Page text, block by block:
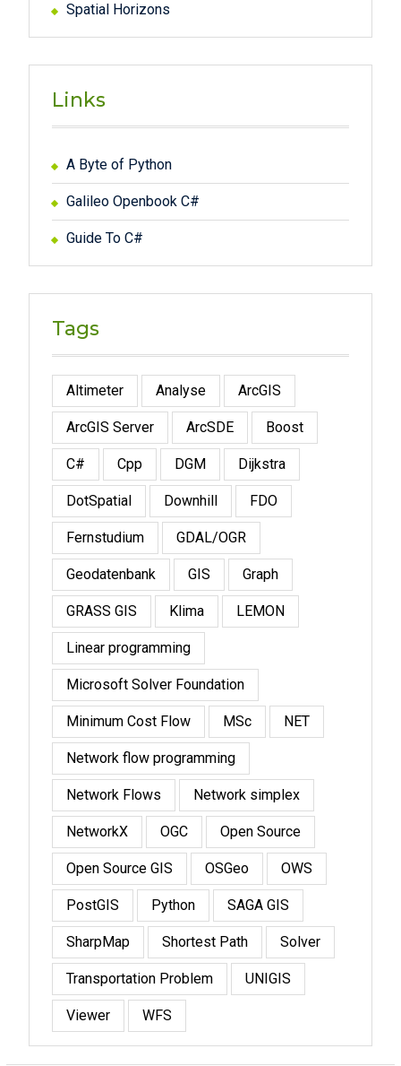
Spatial Horizons
Links
A Byte of Python
Galileo Openbook C#
Guide To C#
Tags
Altimeter Analyse ArcGIS
ArcGIS Server ArcSDE Boost
C# Cpp DGM Dijkstra
DotSpatial Downhill FDO
Fernstudium GDAL/OGR
Geodatenbank GIS Graph
GRASS GIS Klima LEMON
Linear programming
Microsoft Solver Foundation
Minimum Cost Flow MSc NET
Network flow programming
Network Flows Network simplex
NetworkX OGC Open Source
Open Source GIS OSGeo OWS
PostGIS Python SAGA GIS
SharpMap Shortest Path Solver
Transportation Problem UNIGIS
Viewer WFS